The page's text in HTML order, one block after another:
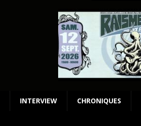
INTERVIEW CHRONIQUES